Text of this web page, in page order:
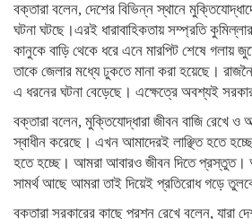
বক্তারা বলেন, দেশের বিভিন্ন স্থানে
ঘটনা ঘটছে।এরই ধারাবাহিকতায় সম্প্রতি
কানুকে বাড়ি থেকে ধরে এনে মারপিট শেষে গলায়
তাকে জেলার মধ্যে ঢুকতে মানা করা হয়েছে।
এ ধরনের ঘটনা বেড়েছে। এক্ষেত্রে অবশ্যই
বক্তারা বলেন, মুক্তিযোদ্ধারা জীবন বাজি রেখে ও
স্বাধীন করেছে। এখন আমাদেরই লাঞ্ছিত হতে
হতে হচ্ছে। আমরা আবারও জীবন দিতে প্রস্তুত।
সামর্থ আছে আমরা তাই দিয়েই প্রতিরোধ গড়ে
বক্তারা সরকারের কাছে প্রশ্ন রেখে বলেন, যারা